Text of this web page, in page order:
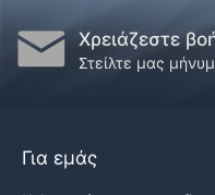
Χρειάζεστε
Στείλτε μας
Για εμάς